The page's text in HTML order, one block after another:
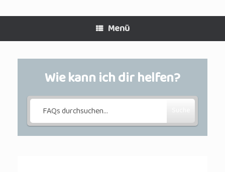
Menü
Wie kann ich dir helfen?